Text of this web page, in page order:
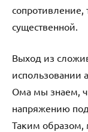
существенной.
Выход из
использовании
Ома мы знаем,
напряжению
Таким образом,